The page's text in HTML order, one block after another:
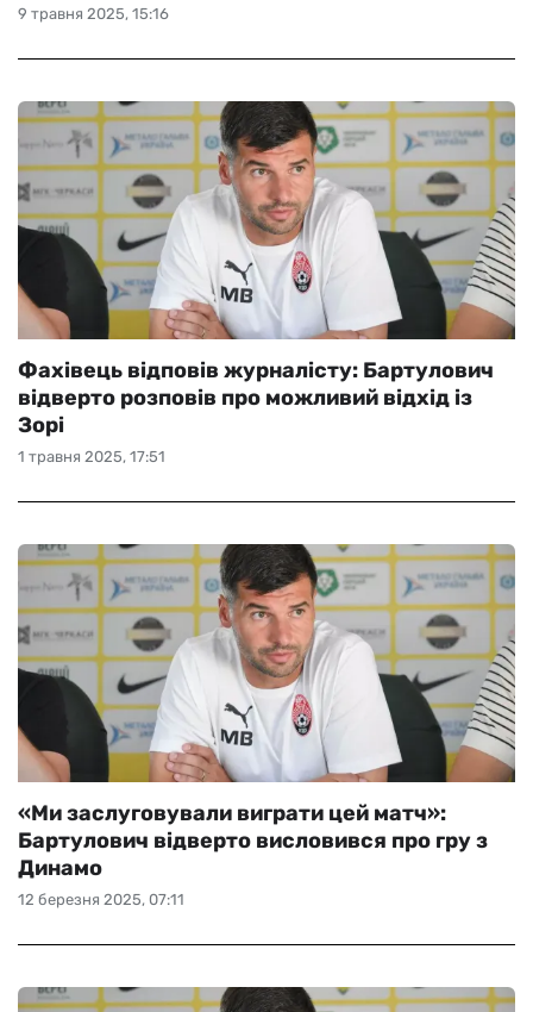
9 травня 2025, 15:16
1 травня 2025, 17:51
Фахівець відповів журналісту: Бартулович
відверто розповів про можливий відхід із
Зорі
12 березня 2025, 07:11
«Ми заслуговували виграти цей матч»:
Бартулович відверто висловився про гру з
Динамо